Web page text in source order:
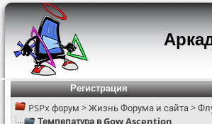
Регистрация
PSPx форум >Жизнь Форума и сайта>
Темпепатура в Gow Ascention